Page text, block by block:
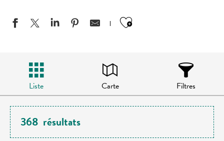
Ajouter aux
Liste Carte Filtres
368 résultats